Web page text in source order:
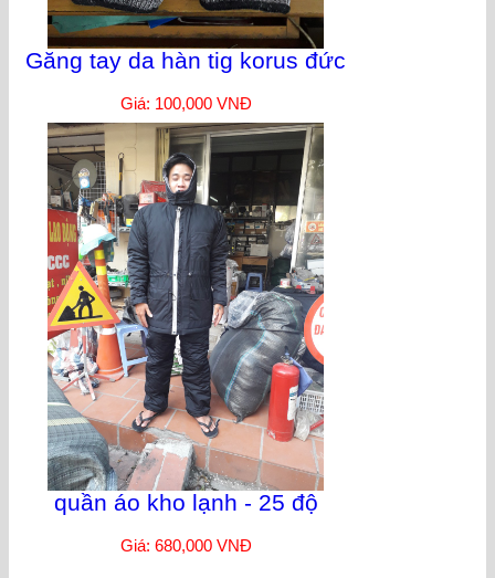
Găng tay da hàn tig korus đức
Giá: 100,000 VNĐ
quần áo kho lạnh - 25 độ
Giá: 680,000 VNĐ